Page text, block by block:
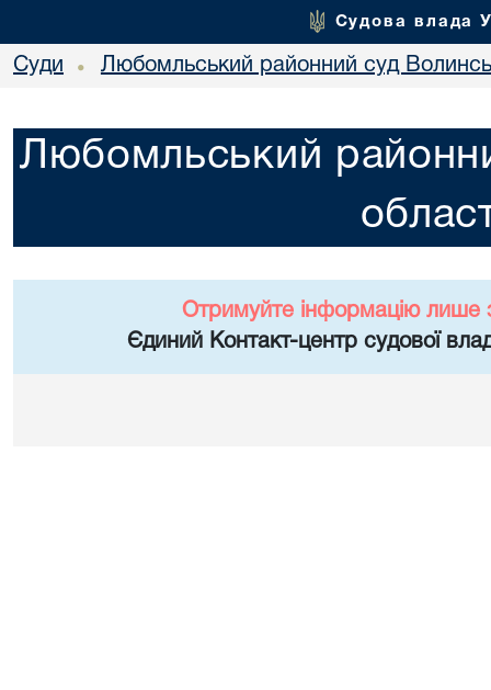
Судова влада
Суди • Любомльський районний суд
Любомльський
Отримуйте інформацію лише
Єдиний Контакт-центр судової